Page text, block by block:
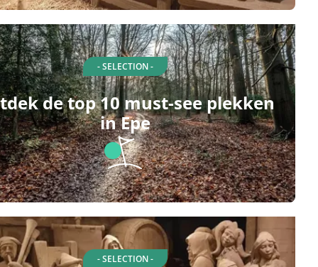
- SELECTION -
de top 10 must-see plekken
in Epe
- SELECTION -